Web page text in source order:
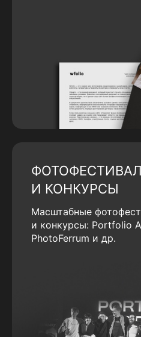
И КОНКУРСЫ
Масштабные
и конкурсы: Portfolio
PhotoFerrum и др.